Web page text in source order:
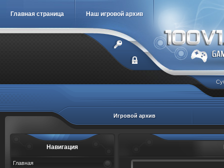
Главная страница Наш игровой архив
Игровой архив
Навигация
Главная